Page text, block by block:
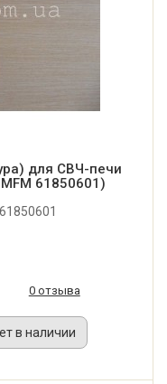
для СВЧ-печи
61850601)
0 отзыва
в наличии